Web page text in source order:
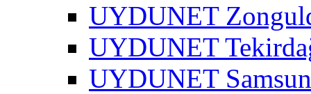
UYDUNET
UYDUNET
UYDUNET